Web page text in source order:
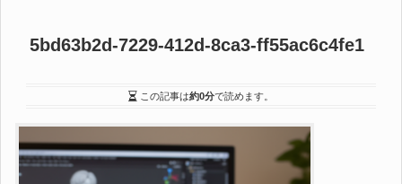
5bd63b2d-7229-412d-8ca3-ff55ac6c4fe1
この記事は約0分で読めます。